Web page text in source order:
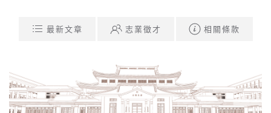
最新文章 志業徵才 相關條款